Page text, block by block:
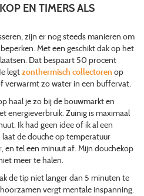
EN TIMERS ALS
zijn er nog steeds manieren om
Met een geschikt dak op het
Dat bespaart 50 procent
legtzonthermisch collectoren op
verwarmt zo water in een buffervat.
haal je zo bij de bouwmarkt en
energieverbruik. Zuinig is maximaal
Ik had geen idee of ik al een
de douche op temperatuur
en tel een minuut af. Mijn douchekop
meer te halen.
de tip niet langer dan 5 minuten te
vergt mentale inspanning.